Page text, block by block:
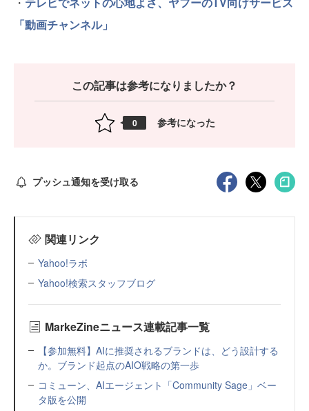
「動画チャンネル」
この記事は参考になりましたか？
0 参考になった
プッシュ通知を受け取る
関連リンク
Yahoo!ラボ
Yahoo!検索スタッフブログ
MarkeZineニュース連載記事一覧
【参加無料】AIに推奨されるブランドは、どう設計する
か。ブランド起点のAIO戦略の第一歩
コミューン、AIエージェント「Community Sage」ベー
タ版を公開